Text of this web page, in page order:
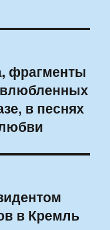
фрагменты
влюбленных
в песнях
в Кремль